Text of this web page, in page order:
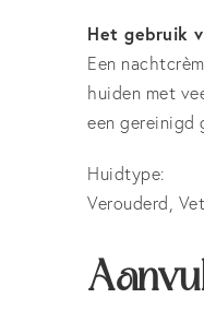
Het gebruik
Een
huiden met
een gereinigd
Huidtype:
Verouderd,